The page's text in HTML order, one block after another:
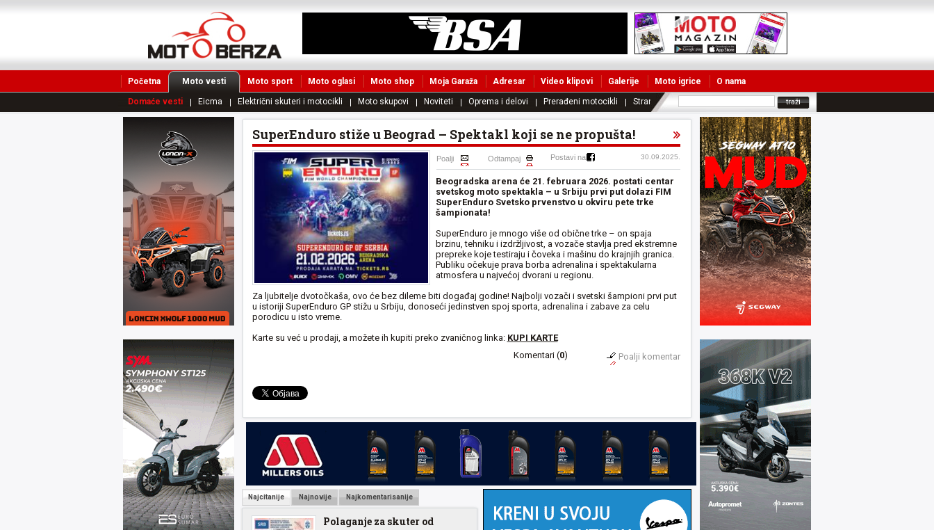
Početna Moto vesti Moto sport Moto oglasi Moto shop Moja Garaža Adresar Video klipovi Galerije Moto igrice O nama
Domaće vesti Eicma Električni skuteri i motocikli Moto skupovi Noviteti Oprema i delovi Prerađeni motocikli Strane vesti
SuperEnduro stiže u Beograd – Spektakl koji se ne propušta!
Poalji Odtampaj Postavi na 30.09.2025.
Beogradska arena će 21. februara 2026. postati centar
svetskog moto spektakla – u Srbiju prvi put dolazi FIM
SuperEnduro Svetsko prvenstvo u okviru pete trke
šampionata!
SuperEnduro je mnogo više od obične trke – on spaja
brzinu, tehniku i izdržljivost, a vozače stavlja pred ekstremne
prepreke koje testiraju i čoveka i mašinu do krajnjih granica.
Publiku očekuje prava borba adrenalina i spektakularna
atmosfera u najvećoj dvorani u regionu.
Za ljubitelje dvotočkaša, ovo će bez dileme biti događaj godine! Najbolji vozači i svetski šampioni prvi put
u istoriji SuperEnduro GP stižu u Srbiju, donoseći jedinstven spoj sporta, adrenalina i zabave za celu
porodicu u isto vreme.
Karte su već u prodaji, a možete ih kupiti preko zvaničnog linka: KUPI KARTE
Komentari (0) Poalji komentar
Najcitanije Najnovije Najkomentarisanije
Polaganje za skuter od